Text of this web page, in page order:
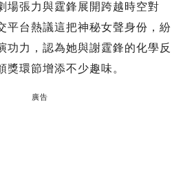
場張力與霆鋒展開跨越時空對
平台熱議這把神秘女聲身份，紛
功力，認為她與謝霆鋒的化學反
獎環節增添不少趣味。
廣告